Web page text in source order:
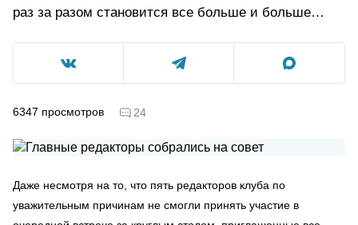
раз за разом становится все больше и больше…
6347 просмотров 24
Даже несмотря на то, что пять редакторов клуба по
уважительным причинам не смогли принять участие в